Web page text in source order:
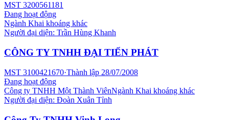
MST 3200561181
Đang hoạt động
Ngành Khai khoáng khác
Người đại diện: Trần Hùng Khanh
CÔNG TY TNHH ĐẠI TIẾN PHÁT
MST 3100421670·Thành lập 28/07/2008
Đang hoạt động
Công ty TNHH Một Thành ViênNgành Khai khoáng khác
Người đại diện: Đoàn Xuân Tỉnh